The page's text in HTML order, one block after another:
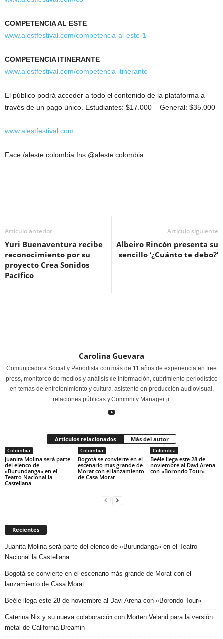
COMPETENCIA AL ESTE
www.alestfestival.com/competencia-al-este-1
COMPETENCIA ITINERANTE
www.alestfestival.com/competencia-itinerante
El público podrá acceder a todo el contenido de la plataforma a
través de un pago único. Estudiantes: $17.000 – General: $35.000
www.alestfestival.com
Face:/aleste.colombia Ins:@aleste.colombia
Artículo anterior
Yuri Buenaventura recibe
reconocimiento por su
proyecto Crea Sonidos
Pacífico
Artículo siguiente
Albeiro Rincón presenta su
sencillo ‘¿Cuánto te debo?’
Carolina Guevara
Comunicadora Social y Periodista con más de 11 años de experiencia en free
press, monitoreo de medios y análisis de información, cubrimiento periodístico
en temas de entretenimiento y cultura, asistente en producción audiovisual,
relaciones públicas y Commnity Manager jr.
Artículos relacionados Más del autor
Colombia
Juanita Molina será parte
del elenco de
«Burundanga» en el
Teatro Nacional la
Castellana
Colombia
Bogotá se convierte en el
escenario más grande de
Morat con el lanzamiento
de Casa Morat
Colombia
Beéle llega este 28 de
noviembre al Davi Arena
con «Borondo Tour»
Recientes
Juanita Molina será parte del elenco de «Burundanga» en el Teatro
Nacional la Castellana
Bogotá se convierte en el escenario más grande de Morat con el
lanzamiento de Casa Morat
Beéle llega este 28 de noviembre al Davi Arena con «Borondo Tour»
Caterina Nix y su nueva colaboración con Morten Veland para la versión
metal de California Dreamin